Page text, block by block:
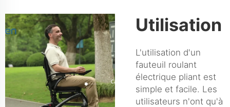
Utilisation
L'utilisation d'un
fauteuil roulant
électrique pliant est
simple et facile. Les
utilisateurs n'ont qu'à